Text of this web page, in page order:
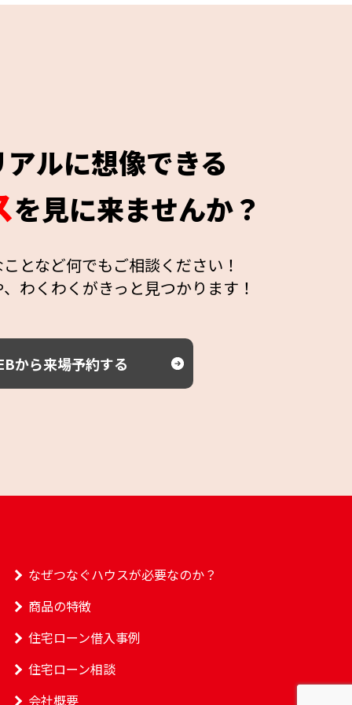
ルに想像できる
を見に来ませんか？
となど何でもご相談ください！
わくわくがきっと見つかります！
から来場予約する
なぜつなぐハウスが必要なのか？
商品の特徴
住宅ローン借入事例
住宅ローン相談
会社概要